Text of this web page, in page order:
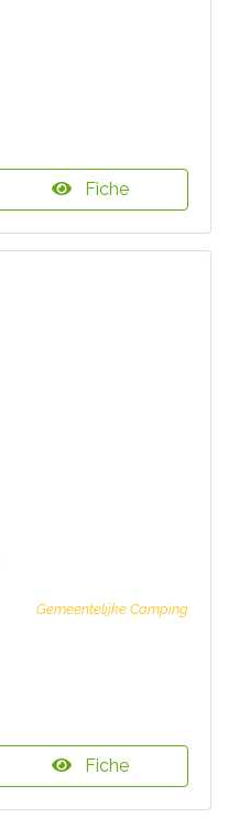
Fiche
Gemeentelijke Camping
Fiche